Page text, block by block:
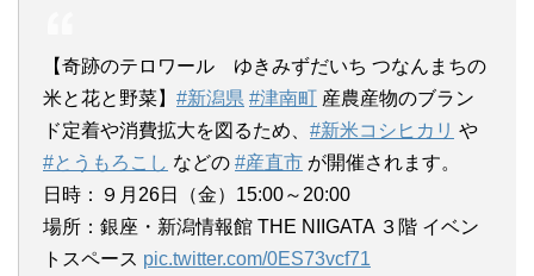
【奇跡のテロワール ゆきみずだいち つなんまちの
米と花と野菜】 #新潟県 #津南町 産農産物のブラン
ド定着や消費拡大を図るため、 #新米コシヒカリ や
#とうもろこし などの #産直市 が開催されます。
日時：９月26日（金）15:00～20:00
場所：銀座・新潟情報館 THE NIIGATA ３階 イベン
トスペース pic.twitter.com/0ES73vcf71